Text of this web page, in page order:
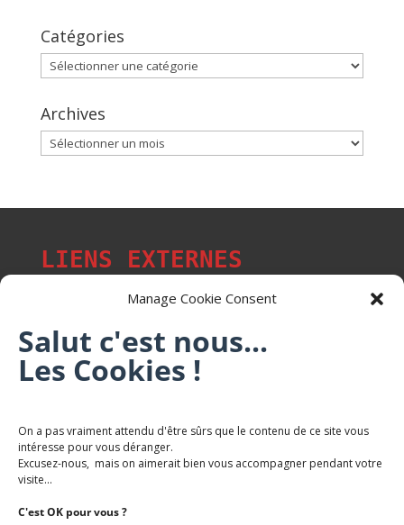
Manage Cookie Consent
Salut c'est nous...
Les Cookies !
On a pas vraiment attendu d'être sûrs que le contenu de ce site vous
intéresse pour vous déranger.
Excusez-nous, mais on aimerait bien vous accompagner pendant votre
visite...
C'est OK pour vous ?
Catégories
Catégories
Archives
Archives
LIENS EXTERNES
Les p'tits citoyens de Mont-Saint-Martin
Trail Saintmartinois Daniel FEITE
Karaté Mont Saint Martin